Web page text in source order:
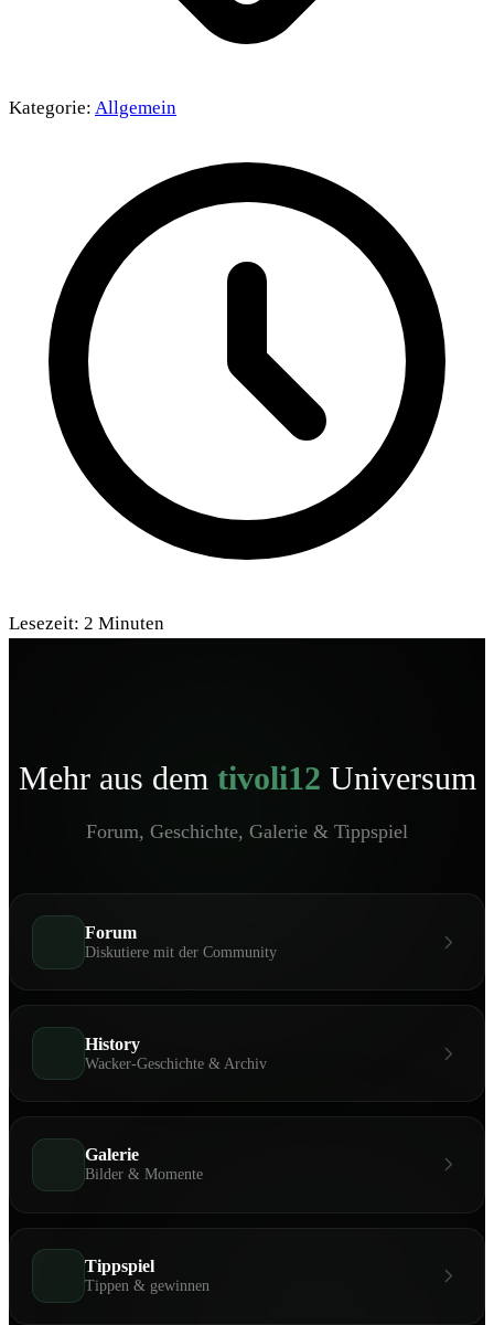
Kategorie: Allgemein
Lesezeit: 2 Minuten
Mehr aus dem tivoli12 Universum
Forum, Geschichte, Galerie & Tippspiel
Forum
Diskutiere mit der Community
History
Wacker-Geschichte & Archiv
Galerie
Bilder & Momente
Tippspiel
Tippen & gewinnen